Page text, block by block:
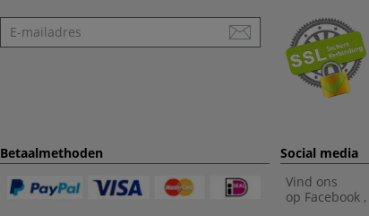
Nieuwsbrief
Betaalmethoden
Social media
Vind ons
op Facebook ,